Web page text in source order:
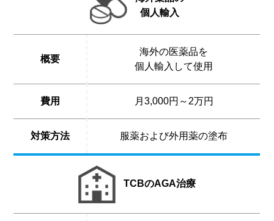
個人輸入
概要
海外の医薬品を
個人輸入して使用
費用 月3,000円～2万円
対策方法 服薬および外用薬の塗布
TCBのAGA治療